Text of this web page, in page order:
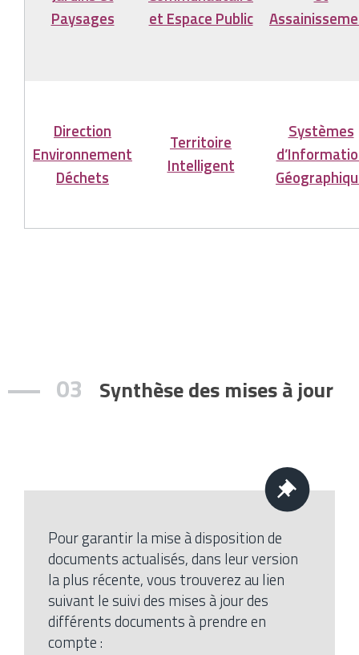
Paysages
et Espace Public
Direction
Environnement
Déchets
Territoire
Intelligent
Systèmes
03 Synthèse des mises à jour
Pour garantir la mise à disposition de
documents actualisés, dans leur version
la plus récente, vous trouverez au lien
suivant le suivi des mises à jour des
différents documents à prendre en
compte :